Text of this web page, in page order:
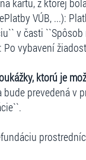
kartu, z ktorej
VÚB, ...):
v časti ``Spôsob
Po vybavení
ktorú je
prevedená v